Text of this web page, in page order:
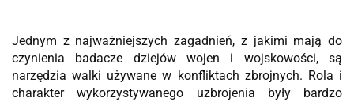
Jednym z najważniejszych zagadnień, z jakimi mają do
czynienia badacze dziejów wojen i wojskowości, są
narzędzia walki używane w konfliktach zbrojnych. Rola i
charakter wykorzystywanego uzbrojenia były bardzo